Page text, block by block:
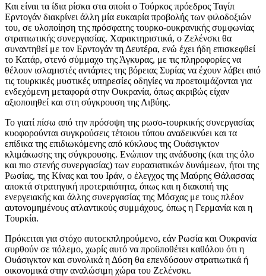
Και είναι τα ίδια ρίσκα στα οποία ο Τούρκος πρόεδρος Ταγίπ
Ερντογάν διακρίνει άλλη μία ευκαιρία προβολής των φιλοδοξιών
του, σε υλοποίηση της πρόσφατης τουρκο-ουκρανικής συμφωνίας
στρατιωτικής συνεργασίας. Χαρακτηριστικά, ο Ζελένσκι θα
συναντηθεί με τον Ερντογάν τη Δευτέρα, ενώ έχει ήδη επισκεφθεί
το Κατάρ, στενό σύμμαχο της Άγκυρας, με τις πληροφορίες να
θέλουν ισλαμιστές αντάρτες της βόρειας Συρίας να έχουν λάβει από
τις τουρκικές μυστικές υπηρεσίες οδηγίες να προετοιμάζονται για
ενδεχόμενη μεταφορά στην Ουκρανία, όπως ακριβώς είχαν
αξιοποιηθεί και στη σύγκρουση της Λιβύης.
Το γιατί πίσω από την πρόσοψη της ρωσο-τουρκικής συνεργασίας
κυοφορούνται συγκρούσεις τέτοιου τύπου αναδεικνύει και τα
επίδικα της επιδιωκόμενης από κύκλους της Ουάσιγκτον
κλιμάκωσης της σύγκρουσης. Ενώπιον της ανάδυσης (και της όλο
και πιο στενής συνεργασίας) των ευρασιατικών δυνάμεων, ήτοι της
Ρωσίας, της Κίνας και του Ιράν, ο έλεγχος της Μαύρης Θάλασσας
αποκτά στρατηγική προτεραιότητα, όπως και η διακοπή της
ενεργειακής και άλλης συνεργασίας της Μόσχας με τους πλέον
αυτονομημένους ατλαντικούς συμμάχους, όπως η Γερμανία και η
Τουρκία.
Πρόκειται για στόχο αυτοεκπληρούμενο, εάν Ρωσία και Ουκρανία
συρθούν σε πόλεμο, χωρίς αυτό να προϋποθέτει καθόλου ότι η
Ουάσιγκτον και συνολικά η Δύση θα επενδύσουν στρατιωτικά ή
οικονομικά στην αναλώσιμη χώρα του Ζελένσκι.